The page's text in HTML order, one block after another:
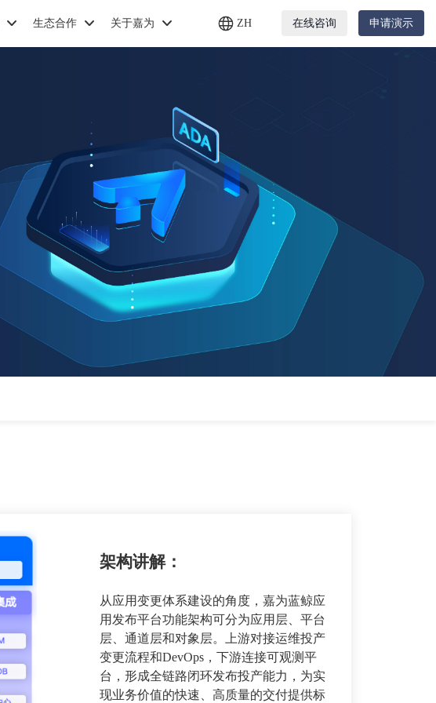
生态合作 关于嘉为 ZH 在线咨询 申请演示
架构讲解：
从应用变更体系建设的角度，嘉为蓝鲸应
用发布平台功能架构可分为应用层、平台
层、通道层和对象层。上游对接运维投产
变更流程和DevOps，下游连接可观测平
台，形成全链路闭环发布投产能力，为实
现业务价值的快速、高质量的交付提供标